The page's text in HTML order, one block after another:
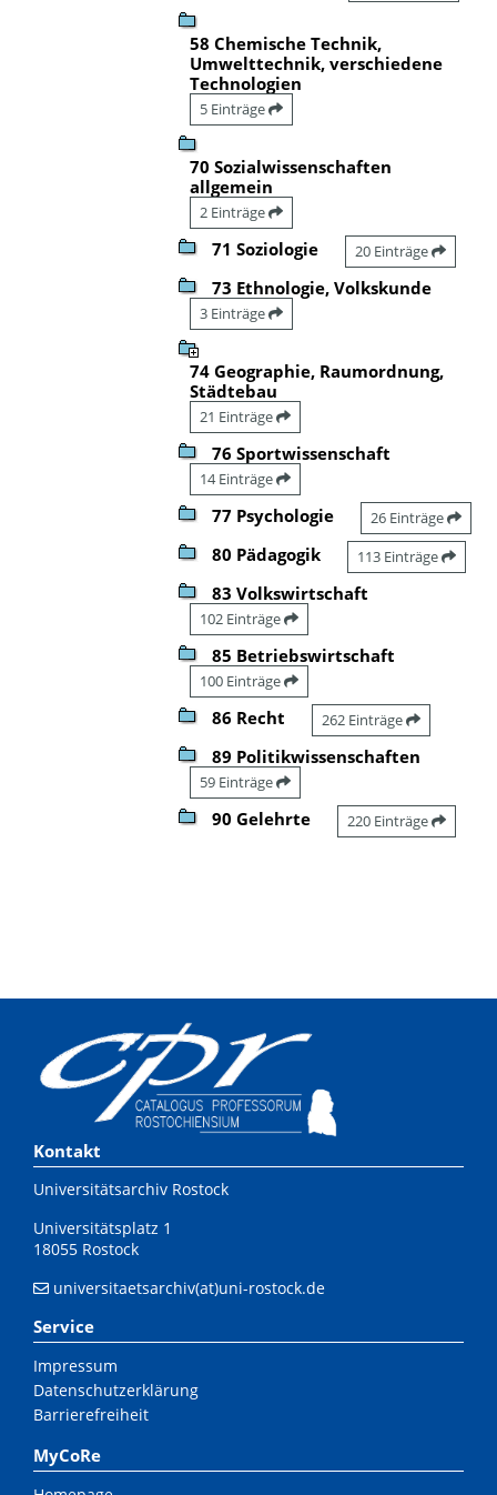
58 Chemische Technik,
Umwelttechnik, verschiedene
Technologien
5 Einträge
70 Sozialwissenschaften
allgemein
2 Einträge
71 Soziologie 20 Einträge
73 Ethnologie, Volkskunde
3 Einträge
74 Geographie, Raumordnung,
Städtebau
21 Einträge
76 Sportwissenschaft
14 Einträge
77 Psychologie 26 Einträge
80 Pädagogik 113 Einträge
83 Volkswirtschaft
102 Einträge
85 Betriebswirtschaft
100 Einträge
86 Recht 262 Einträge
89 Politikwissenschaften
59 Einträge
90 Gelehrte 220 Einträge
Kontakt
Universitätsarchiv Rostock
Universitätsplatz 1
18055 Rostock
universitaetsarchiv(at)uni-rostock.de
Service
Impressum
Datenschutzerklärung
Barrierefreiheit
MyCoRe